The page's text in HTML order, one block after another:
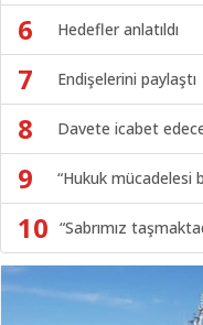
6 Hedefler anlatıldı
7 Endişelerini paylaştı
8 Davete icabet
9 “Hukuk mücadelesi
10 “Sabrımız